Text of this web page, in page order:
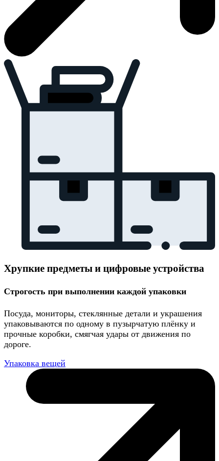
Хрупкие предметы и цифровые устройства
Строгость при выполнении каждой упаковки
Посуда, мониторы, стеклянные детали и украшения
упаковываются по одному в пузырчатую плёнку и
прочные коробки, смягчая удары от движения по
дороге.
Упаковка вещей